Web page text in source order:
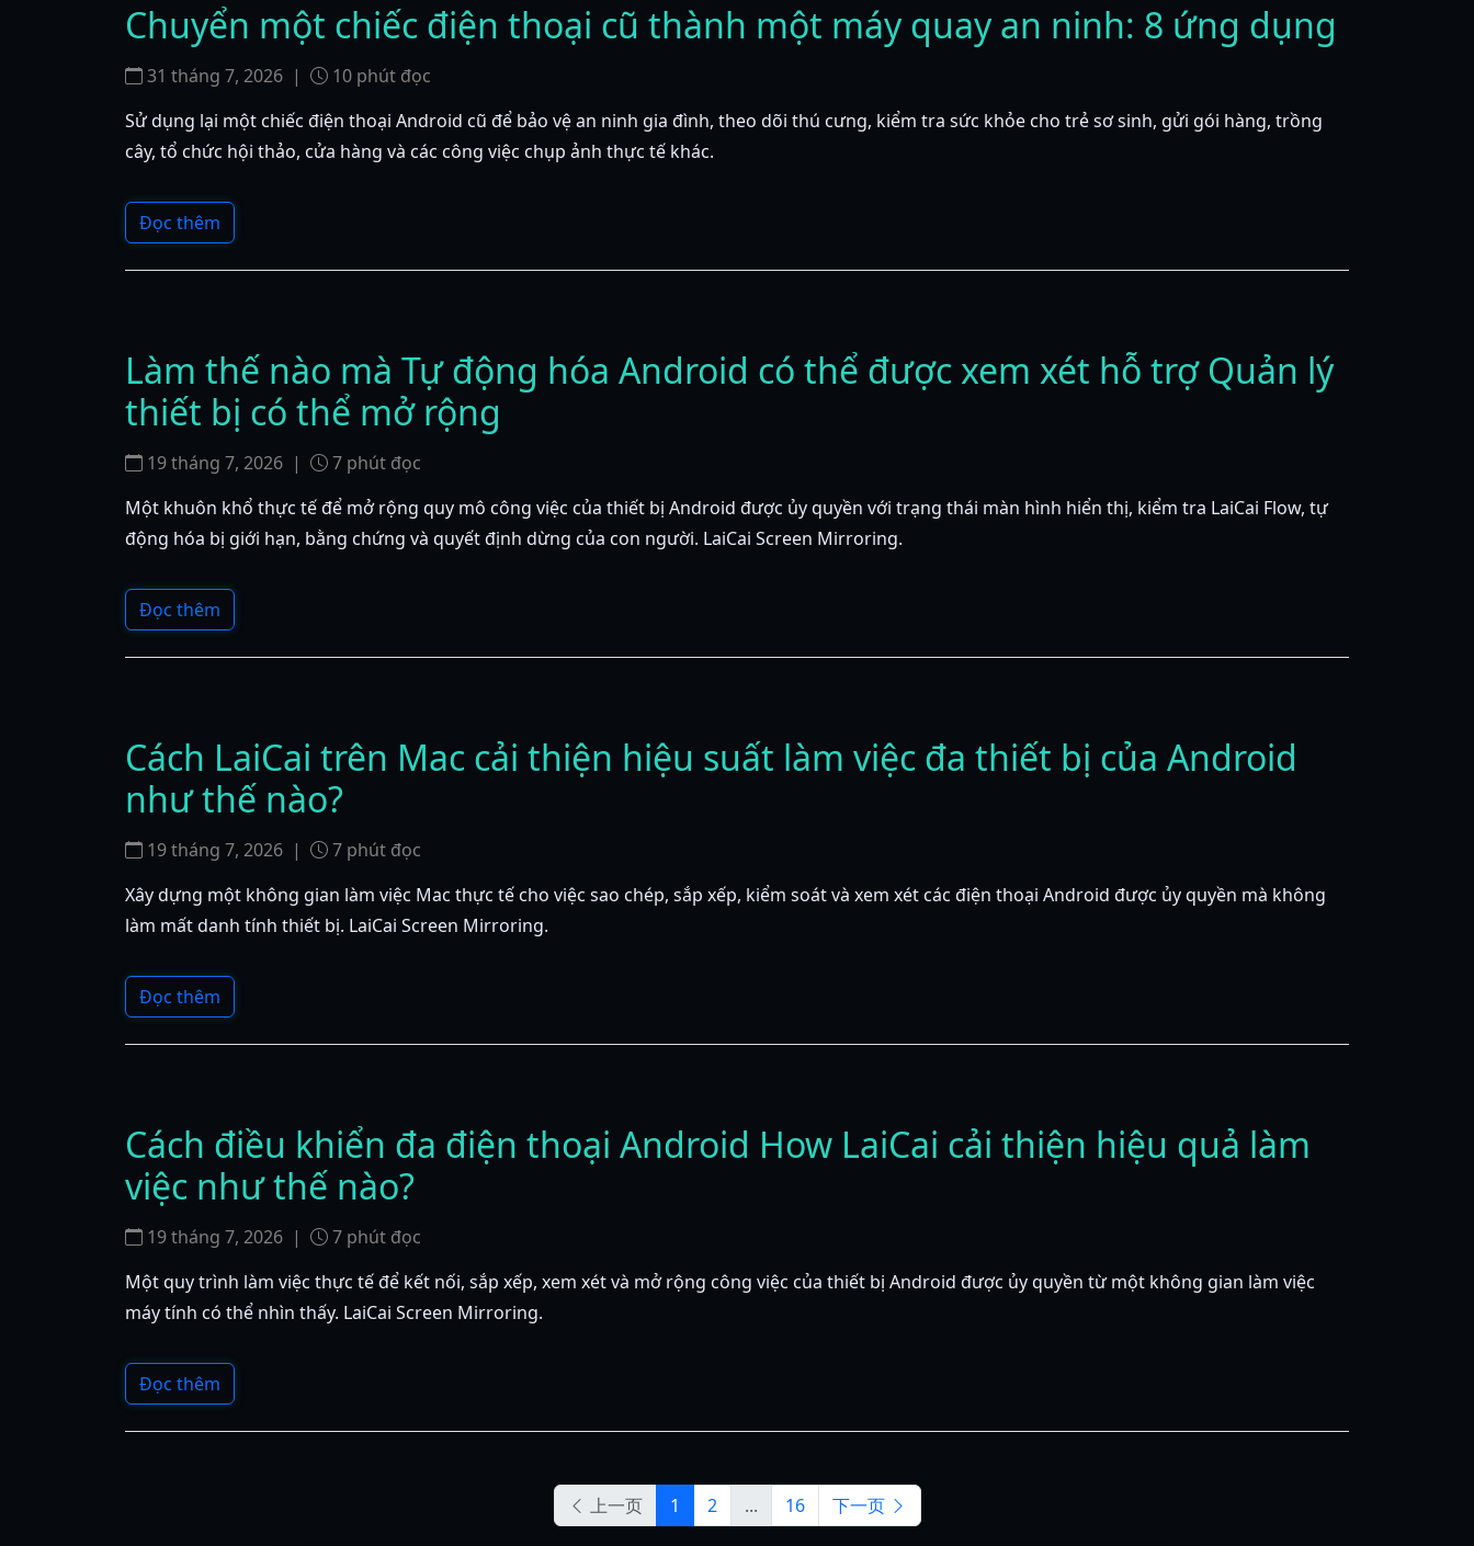
Chuyển một chiếc điện thoại cũ thành một máy quay an ninh: 8 ứng dụng
31 tháng 7, 2026 | 10 phút đọc
Sử dụng lại một chiếc điện thoại Android cũ để bảo vệ an ninh gia đình, theo dõi thú cưng, kiểm tra sức khỏe cho trẻ sơ sinh, gửi gói hàng, trồng
cây, tổ chức hội thảo, cửa hàng và các công việc chụp ảnh thực tế khác.
Đọc thêm
Làm thế nào mà Tự động hóa Android có thể được xem xét hỗ trợ Quản lý
thiết bị có thể mở rộng
19 tháng 7, 2026 | 7 phút đọc
Một khuôn khổ thực tế để mở rộng quy mô công việc của thiết bị Android được ủy quyền với trạng thái màn hình hiển thị, kiểm tra LaiCai Flow, tự
động hóa bị giới hạn, bằng chứng và quyết định dừng của con người. LaiCai Screen Mirroring.
Đọc thêm
Cách LaiCai trên Mac cải thiện hiệu suất làm việc đa thiết bị của Android
như thế nào?
19 tháng 7, 2026 | 7 phút đọc
Xây dựng một không gian làm việc Mac thực tế cho việc sao chép, sắp xếp, kiểm soát và xem xét các điện thoại Android được ủy quyền mà không
làm mất danh tính thiết bị. LaiCai Screen Mirroring.
Đọc thêm
Cách điều khiển đa điện thoại Android How LaiCai cải thiện hiệu quả làm
việc như thế nào?
19 tháng 7, 2026 | 7 phút đọc
Một quy trình làm việc thực tế để kết nối, sắp xếp, xem xét và mở rộng công việc của thiết bị Android được ủy quyền từ một không gian làm việc
máy tính có thể nhìn thấy. LaiCai Screen Mirroring.
Đọc thêm
上一页 1 2 ... 16 下一页